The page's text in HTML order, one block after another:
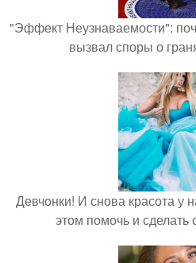
"Эффект Неузнаваемости":
вызвал споры о
Девчонки! И снова красота у
этом помочь и сделать